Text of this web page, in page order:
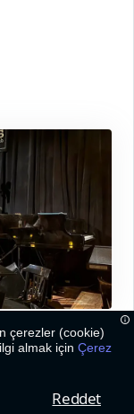
İletişim
çerezler (cookie)
almak için Çerez
Reddet